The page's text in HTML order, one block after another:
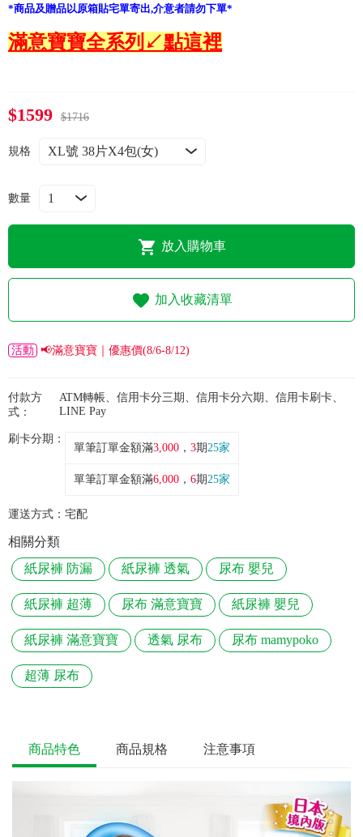
常見問題
折價券、紅利說明
*商品及贈品以原箱貼宅單寄出,介意者請勿下單*
滿意寶寶全系列↙點這裡
$1599 $1716
規格
數量
放入購物車
加入收藏清單
活動 📢滿意寶寶｜優惠價(8/6-8/12)
付款方
式：
ATM轉帳、信用卡分三期、信用卡分六期、信用卡刷卡、
LINE Pay
刷卡分期：
單筆訂單金額滿3,000 ， 3期25家
單筆訂單金額滿6,000 ， 6期25家
運送方式： 宅配
相關分類
紙尿褲 防漏
紙尿褲 透氣 尿布 嬰兒
紙尿褲 超薄 尿布 滿意寶寶 紙尿褲 嬰兒
紙尿褲 滿意寶寶 透氣 尿布 尿布 mamypoko
超薄 尿布
商品特色 商品規格 注意事項